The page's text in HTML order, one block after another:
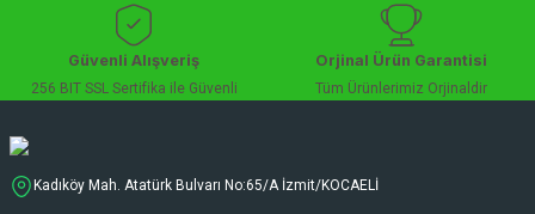
Güvenli Alışveriş
256 BIT SSL Sertifika ile Güvenli
Orjinal Ürün Garantisi
Tüm Ürünlerimiz Orjinaldir
Kadıköy Mah. Atatürk Bulvarı No:65/A İzmit/KOCAELİ